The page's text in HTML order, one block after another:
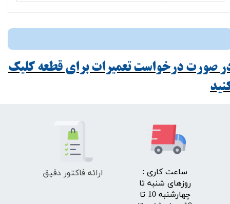
صورت درخواست تعمیرات برای قطعه کلیک
​ساعت کاری :
روزهای شنبه تا
چهارشنبه 10 تا
ارائه فاکتور دقیق